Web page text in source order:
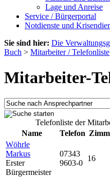
Lage und Anreise
Service / Bürgerportal
Notdienste und
Sie sind hier: Die
Buch > Mitarbeiter / Telefonliste
Mitarbeiter-
Telefonliste der
Name
Telefon
Wöhrle
Markus
Erster
Bürgermeister
07343
9603-0
16